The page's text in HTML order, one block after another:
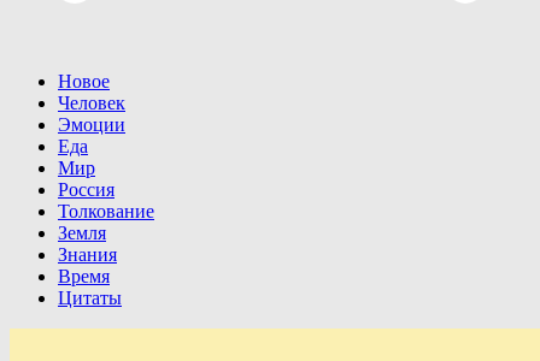
Новое
Человек
Эмоции
Еда
Мир
Россия
Толкование
Земля
Знания
Время
Цитаты